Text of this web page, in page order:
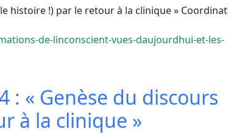
histoire !) par le retour à la clinique »
de-linconscient-vues-daujourdhui-et-les-
: « Genèse du discours
à la clinique »